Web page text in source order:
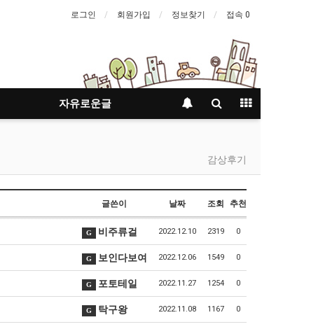
로그인 회원가입 정보찾기 접속 0
자유로운글
감상후기
글쓴이 날짜 조회 추천
G 비주류걸 2022.12.10 2319 0
G 보인다보여 2022.12.06 1549 0
G 포토테일 2022.11.27 1254 0
G 탁구왕 2022.11.08 1167 0